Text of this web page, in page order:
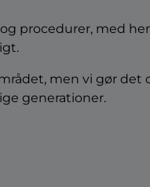
procedurer, med
men vi gør det
generationer.